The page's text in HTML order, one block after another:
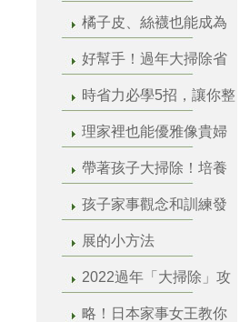
橘子皮、絲襪也能成為
好幫手！過年大掃除省
時省力必學5招，讓你整
理家裡也能優雅像貴婦
帶著孩子大掃除！培養
孩子家事觀念和訓練發
展的小方法
2022過年「大掃除」攻
略！日本家事女王教你